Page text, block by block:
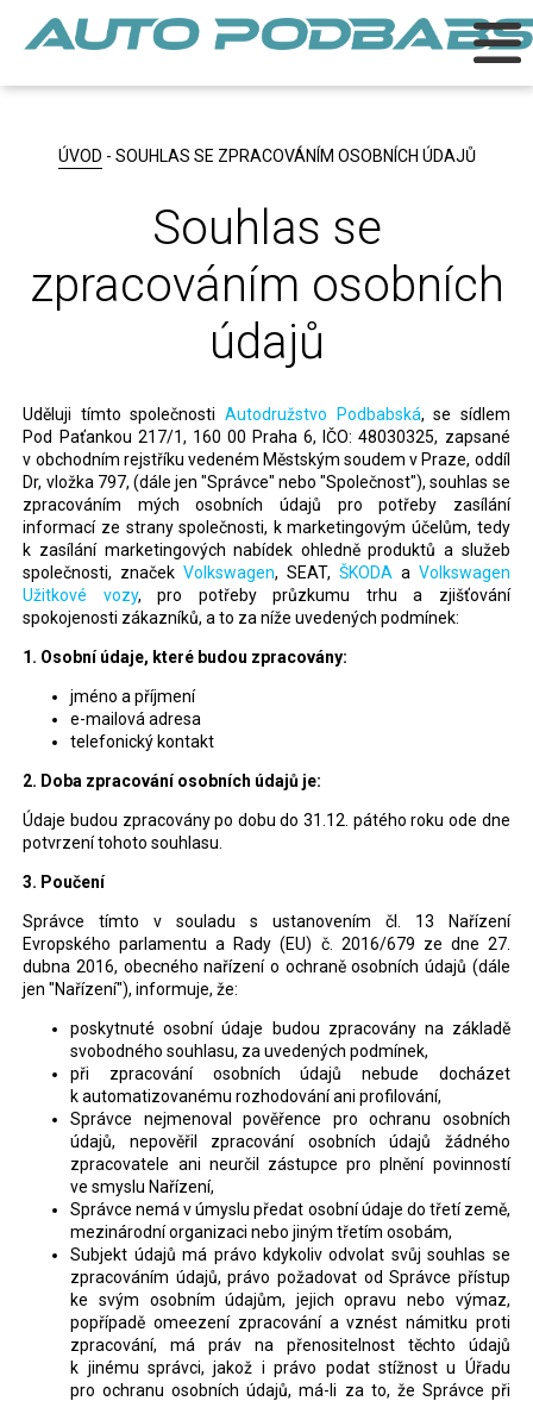
ÚVOD - SOUHLAS SE ZPRACOVÁNÍM OSOBNÍCH ÚDAJŮ
Souhlas se
zpracováním osobních
údajů
Uděluji tímto společnosti Autodružstvo Podbabská, se sídlem
Pod Paťankou 217/1, 160 00 Praha 6, IČO: 48030325, zapsané
v obchodním rejstříku vedeném Městským soudem v Praze, oddíl
Dr, vložka 797, (dále jen "Správce" nebo "Společnost"), souhlas se
zpracováním mých osobních údajů pro potřeby zasílání
informací ze strany společnosti, k marketingovým účelům, tedy
k zasílání marketingových nabídek ohledně produktů a služeb
společnosti, značekVolkswagen, SEAT, ŠKODA a Volkswagen
Užitkové vozy, pro potřeby průzkumu trhu a zjišťování
spokojenosti zákazníků, a to za níže uvedených podmínek:
1. Osobní údaje, které budou zpracovány:
jméno a příjmení
e-mailová adresa
telefonický kontakt
2. Doba zpracování osobních údajů je:
Údaje budou zpracovány po dobu do 31.12. pátého roku ode dne
potvrzení tohoto souhlasu.
3. Poučení
Správce tímto v souladu s ustanovením čl. 13 Nařízení
Evropského parlamentu a Rady (EU) č. 2016/679 ze dne 27.
dubna 2016, obecného nařízení o ochraně osobních údajů (dále
jen "Nařízení"), informuje, že:
poskytnuté osobní údaje budou zpracovány na základě
svobodného souhlasu, za uvedených podmínek,
při zpracování osobních údajů nebude docházet
k automatizovanému rozhodování ani profilování,
Správce nejmenoval pověřence pro ochranu osobních
údajů, nepověřil zpracování osobních údajů žádného
zpracovatele ani neurčil zástupce pro plnění povinností
ve smyslu Nařízení,
Správce nemá v úmyslu předat osobní údaje do třetí země,
mezinárodní organizaci nebo jiným třetím osobám,
Subjekt údajů má právo kdykoliv odvolat svůj souhlas se
zpracováním údajů, právo požadovat od Správce přístup
ke svým osobním údajům, jejich opravu nebo výmaz,
popřípadě omeezení zpracování a vznést námitku proti
zpracování, má práv na přenositelnost těchto údajů
k jinému správci, jakož i právo podat stížnost u Úřadu
pro ochranu osobních údajů, má-li za to, že Správce při